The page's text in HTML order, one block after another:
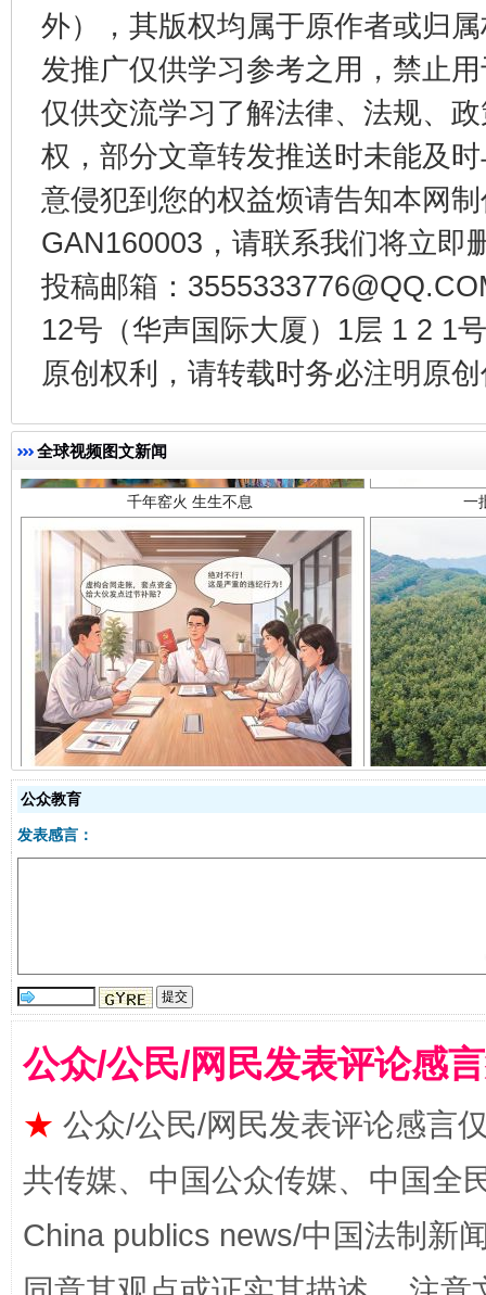
外），其版权均属于原作者或归
发推广仅供学习参考之用，禁止
仅供交流学习了解法律、法规、
权，部分文章转发推送时未能及
意侵犯到您的权益烦请告知本网
GAN160003，请联系我们将立即
投稿邮箱：
12号（华声国际大厦）1层 1 2 1
原创权利，请转载时务必注明原
全球视频图文新闻
千年窑火 生生不息 一
揭开“小金库”的免责幌子
全民健身五年计划来了！等你上场
公众教育
发表感言：
公众/公民/网民发表评论感
★ 公众/公民/网民发表评论感言
共传媒、中国公众传媒、中国全
China publics news/中国法制新